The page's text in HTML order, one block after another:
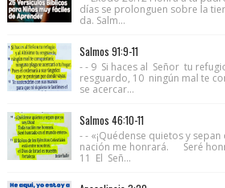
días se prolonguen sobre la
da. Salm...
Salmos 91:9-11
- - 9 Si haces al Señor tu
resguardo, 10 ningún mal te
se acercar...
Salmos 46:10-11
- - «¡Quédense quietos y
nación me honrará. Seré
11 El Señ...